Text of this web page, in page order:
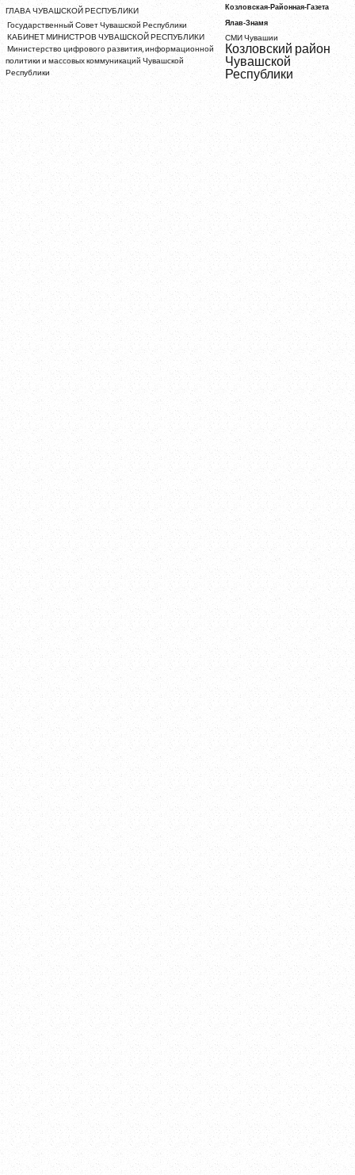
ГЛАВА ЧУВАШСКОЙ РЕСПУБЛИКИ
Государственный Совет Чувашской Республики
КАБИНЕТ МИНИСТРОВ ЧУВАШСКОЙ РЕСПУБЛИКИ
Министерство цифрового развития, информационной
политики и массовых коммуникаций Чувашской
Республики
Козловская-Районная-Газета
Ялав-Знамя
СМИ Чувашии
Козловский район
Чувашской
Республики